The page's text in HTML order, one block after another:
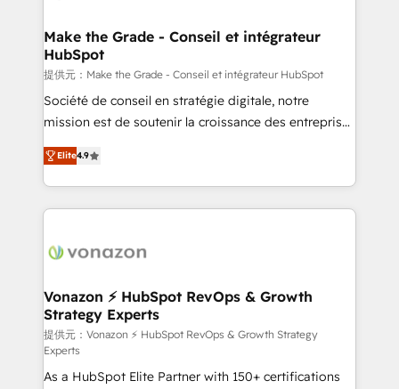
avec un engagement total, alignant processus
métiers et technologie, et guidant vos équipes à
travers le changement, tout en centrant vos objectifs
d’entreprise. Grâce à une méthodologie éprouvée
auprès de plus de 400 clients, nous comprenons
HubSpot dans votre organisation. Pour toute
question technique ou besoin de structuration de
Make the Grade - Conseil et intégrateur
HubSpot
提供元：Make the Grade - Conseil et intégrateur HubSpot
Société de conseil en stratégie digitale, notre
mission est de soutenir la croissance des entreprises
B2B à travers l’acquisition de nouveaux clients,
l'intégration CRM et le développement des revenus
auprès de vos comptes existants. En France et à
l'international, nous travaillons avec des ETI
delà d’une simple transformation digitale et des
➤ L’intégration de CRM et de méthodologie RevOps
pour aligner les équipes marketing, commerciales et
support client (data migration, synchronisation API,
audit et maintenance) ➤ La création de sites internet
de conversion qui transforment les visiteurs en
Elite4.9
Vonazon ⚡ HubSpot RevOps & Growth
Strategy Experts
提供元：Vonazon ⚡ HubSpot RevOps & Growth Strategy
Experts
As a HubSpot Elite Partner with 150+ certifications